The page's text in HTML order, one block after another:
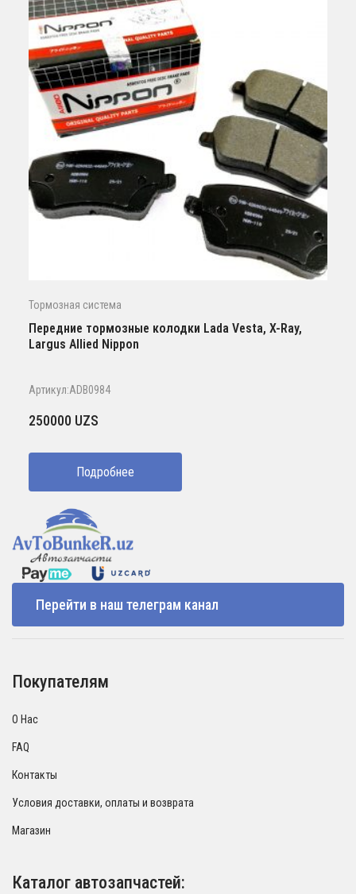
Тормозная система
Передние тормозные колодки Lada Vesta, X-Ray,
Largus Allied Nippon
Артикул:ADB0984
250000 UZS
Подробнее
Перейти в наш телеграм канал
Покупателям
О Нас
FAQ
Контакты
Условия доставки, оплаты и возврата
Магазин
Каталог автозапчастей: